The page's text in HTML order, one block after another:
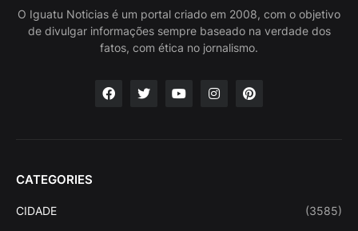
O Iguatu Noticias é um portal criado em 2008, com o objetivo
de divulgar informações sempre baseado na verdade dos
fatos, com ética no jornalismo.
CATEGORIES
CIDADE (3585)